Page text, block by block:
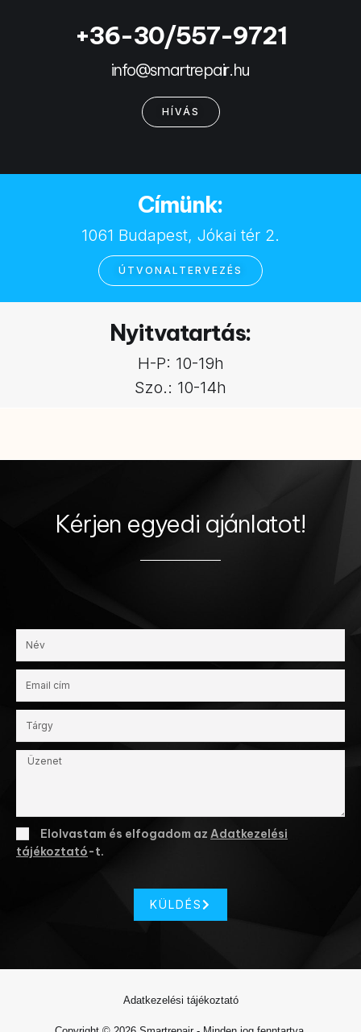
+36-30/557-9721
info@smartrepair.hu
HÍVÁS
Címünk:
1061 Budapest, Jókai tér 2.
ÚTVONALTERVEZÉS
Nyitvatartás:
H-P: 10-19h
Szo.: 10-14h
Kérjen egyedi ajánlatot!
Elolvastam és elfogadom az Adatkezelési
tájékoztató-t.
KÜLDÉS
Adatkezelési tájékoztató